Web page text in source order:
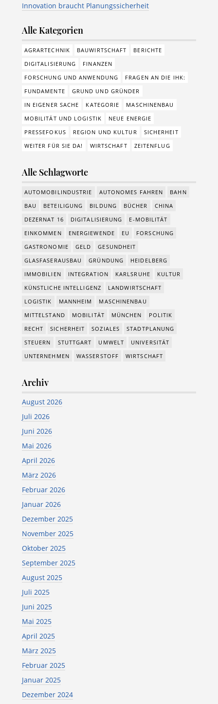
Innovation braucht Planungssicherheit
Alle Kategorien
AGRARTECHNIK BAUWIRTSCHAFT
BERICHTE
DIGITALISIERUNG
FINANZEN
FORSCHUNG UND ANWENDUNG
FRAGEN AN DIE IHK:
FUNDAMENTE
GRUND UND GRÜNDER
IN EIGENER SACHE
KATEGORIE
MASCHINENBAU
MOBILITÄT UND LOGISTIK
NEUE ENERGIE
PRESSEFOKUS
REGION UND KULTUR
SICHERHEIT
WEITER FÜR SIE DA!
WIRTSCHAFT ZEITENFLUG
Alle Schlagworte
AUTOMOBILINDUSTRIE AUTONOMES FAHREN
BAHN
BAU
BETEILIGUNG BILDUNG BÜCHER
CHINA
DEZERNAT 16
DIGITALISIERUNG
E-MOBILITÄT
EINKOMMEN
ENERGIEWENDE EU
FORSCHUNG
GASTRONOMIE
GELD
GESUNDHEIT
GLASFASERAUSBAU
GRÜNDUNG
HEIDELBERG
IMMOBILIEN
INTEGRATION KARLSRUHE
KULTUR
KÜNSTLICHE INTELLIGENZ
LANDWIRTSCHAFT
LOGISTIK
MANNHEIM
MASCHINENBAU
MITTELSTAND
MOBILITÄT MÜNCHEN
POLITIK
RECHT
SICHERHEIT SOZIALES
STADTPLANUNG
STEUERN
STUTTGART UMWELT
UNIVERSITÄT
UNTERNEHMEN
WASSERSTOFF WIRTSCHAFT
Archiv
August 2026
Juli 2026
Juni 2026
Mai 2026
April 2026
März 2026
Februar 2026
Januar 2026
Dezember 2025
November 2025
Oktober 2025
September 2025
August 2025
Juli 2025
Juni 2025
Mai 2025
April 2025
März 2025
Februar 2025
Januar 2025
Dezember 2024